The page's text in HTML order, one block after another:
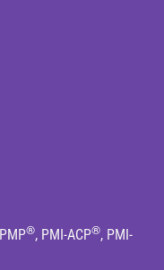
PMP®, PMI-ACP®, PMI-